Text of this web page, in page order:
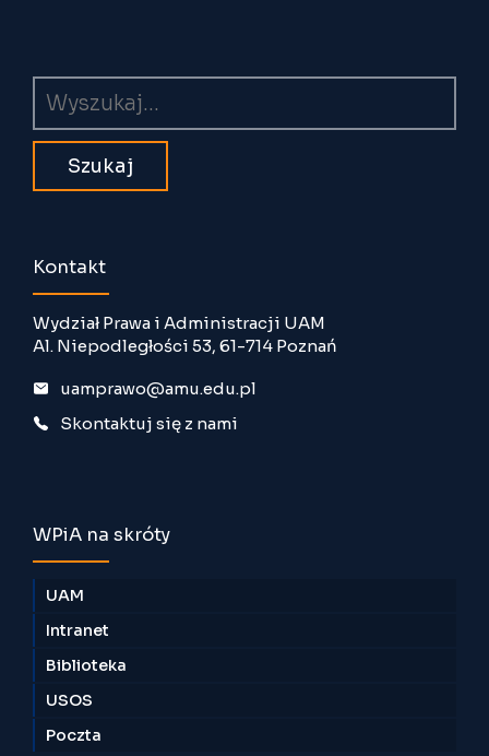
Kontakt
Wydział Prawa i Administracji UAM
Al. Niepodległości 53, 61-714 Poznań
uamprawo@amu.edu.pl
Skontaktuj się z nami
WPiA na skróty
UAM
Intranet
Biblioteka
USOS
Poczta